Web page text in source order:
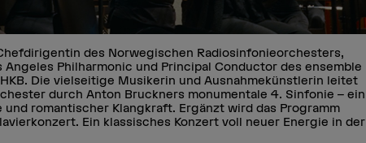
des Norwegischen Radiosinfonieorchesters,
Angeles Philharmonic und Principal Conductor des ensemble
Die vielseitige Musikerin und Ausnahmekünstlerin leitet
durch Anton Bruckners monumentale 4. Sinfonie – ein
romantischer Klangkraft. Ergänzt wird das Programm
Ein klassisches Konzert voll neuer Energie in der